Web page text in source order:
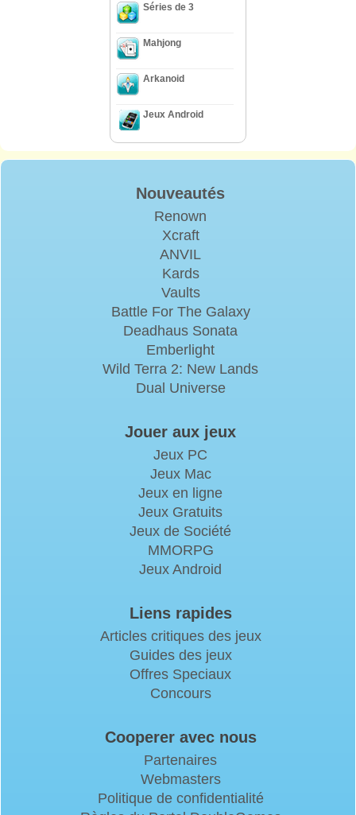
Séries de 3
Mahjong
Arkanoid
Jeux Android
Nouveautés
Renown
Xcraft
ANVIL
Kards
Vaults
Battle For The Galaxy
Deadhaus Sonata
Emberlight
Wild Terra 2: New Lands
Dual Universe
Jouer aux jeux
Jeux PC
Jeux Mac
Jeux en ligne
Jeux Gratuits
Jeux de Société
MMORPG
Jeux Android
Liens rapides
Articles critiques des jeux
Guides des jeux
Offres Speciaux
Concours
Cooperer avec nous
Partenaires
Webmasters
Politique de confidentialité